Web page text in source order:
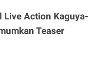
Live Action Kaguya-
Teaser